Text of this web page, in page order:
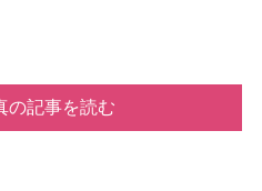
の記事を読む